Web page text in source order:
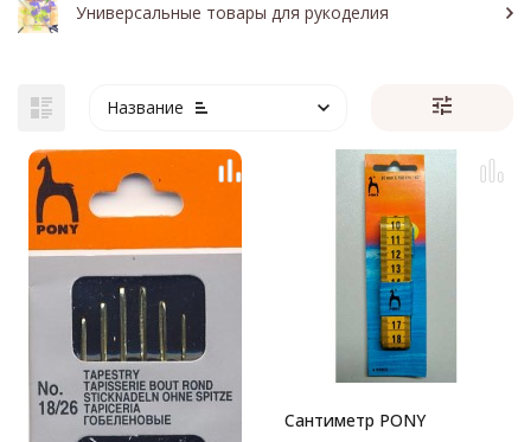
Универсальные товары для рукоделия
Название
Сантиметр PONY